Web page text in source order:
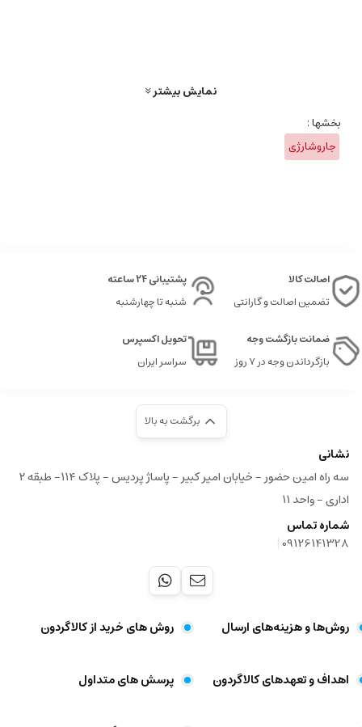
نمایش بیشتر
بخشها :
جاروشارژی
اصالت کالا
تضمین اصالت و گارانتی
پشتیبانی 24 ساعته
شنبه تا چهارشنبه
ضمانت بازگشت وجه
بازگرداندن وجه در ۷ روز
تحویل اکسپرس
سراسر ایران
برگشت به بالا
نشانی
سه راه امین حضور - خیابان امیر کبیر - پاساژ پردیس - پلاک ۱۱۴- طبقه ۲
اداری - واحد ۱۱
شماره تماس
09126141328
|
روش‌ها و هزینه‌های ارسال روش های خرید از کالاگردون
اهداف و تعهد‌های کالاگردون پرسش های متداول